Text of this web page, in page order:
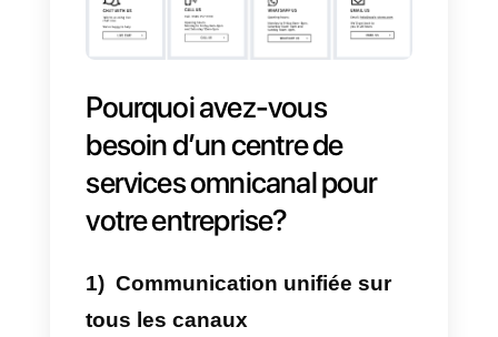
moyens.Cependant, chaque
canal est distinctet l’histoire et
contexte ne sont pas partagés
entre les différents canaux. Par
conséquent, chaque canal est
géré par différents groupes
d’agents.